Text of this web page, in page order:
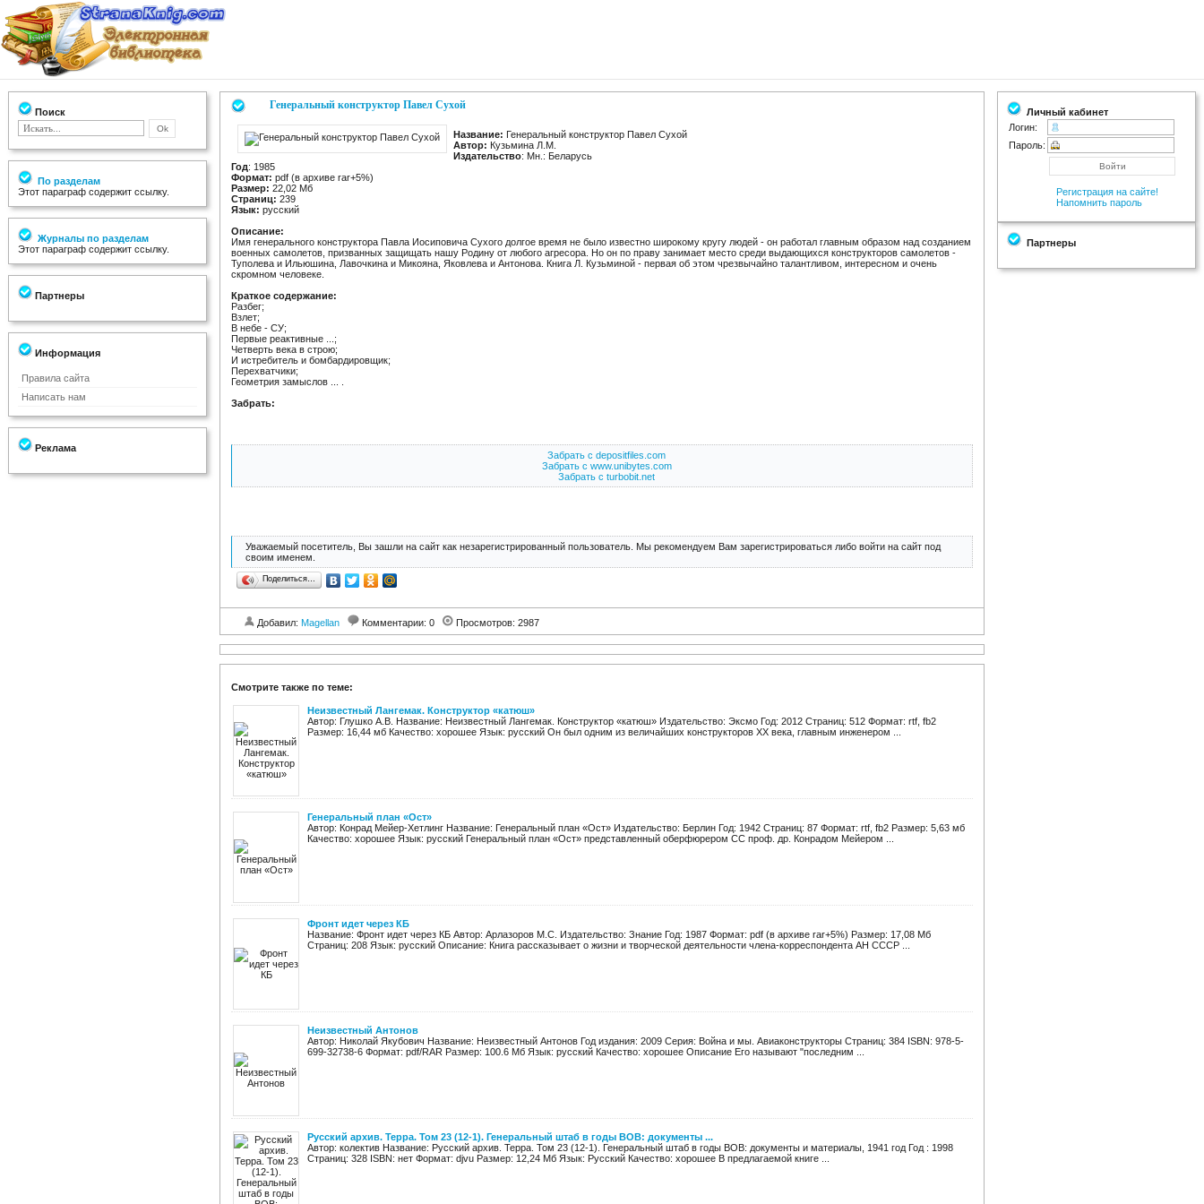
Поиск
По разделам
Этот параграф содержит ссылку.
Журналы по разделам
Этот параграф содержит ссылку.
Партнеры
Информация
Правила сайта
Написать нам
Реклама
Генеральный конструктор Павел Сухой
Название: Генеральный конструктор Павел Сухой
Автор: Кузьмина Л.М.
Издательство: Мн.: Беларусь
Год: 1985
Формат: pdf (в архиве rar+5%)
Размер: 22,02 Мб
Страниц: 239
Язык: русский
Описание:
Имя генерального конструктора Павла Иосиповича Сухого долгое время не было известно широкому кругу людей - он работал главным образом над созданием
военных самолетов, призванных защищать нашу Родину от любого агресора. Но он по праву занимает место среди выдающихся конструкторов самолетов -
Туполева и Ильюшина, Лавочкина и Микояна, Яковлева и Антонова. Книга Л. Кузьминой - первая об этом чрезвычайно талантливом, интересном и очень
скромном человеке.
Краткое содержание:
Разбег;
Взлет;
В небе - СУ;
Первые реактивные ...;
Четверть века в строю;
И истребитель и бомбардировщик;
Перехватчики;
Геометрия замыслов ... .
Забрать:
Забрать с depositfiles.com
Забрать с www.unibytes.com
Забрать с turbobit.net
Уважаемый посетитель, Вы зашли на сайт как незарегистрированный пользователь. Мы рекомендуем Вам зарегистрироваться либо войти на сайт под
своим именем.
Поделиться…
Добавил: Magellan Комментарии: 0 Просмотров: 2987
Смотрите также по теме:
Неизвестный Лангемак. Конструктор «катюш»
Автор: Глушко А.В. Название: Неизвестный Лангемак. Конструктор «катюш» Издательство: Эксмо Год: 2012 Страниц: 512 Формат: rtf, fb2
Размер: 16,44 мб Качество: хорошее Язык: русский Он был одним из величайших конструкторов XX века, главным инженером ...
Генеральный план «Ост»
Автор: Конрад Мейер-Хетлинг Название: Генеральный план «Ост» Издательство: Берлин Год: 1942 Страниц: 87 Формат: rtf, fb2 Размер: 5,63 мб
Качество: хорошее Язык: русский Генеральный план «Ост» представленный оберфюрером СС проф. др. Конрадом Мейером ...
Фронт идет через КБ
Название: Фронт идет через КБ Автор: Арлазоров М.С. Издательство: Знание Год: 1987 Формат: pdf (в архиве rar+5%) Размер: 17,08 Мб
Страниц: 208 Язык: русский Описание: Книга рассказывает о жизни и творческой деятельности члена-корреспондента АН СССР ...
Неизвестный Антонов
Автор: Николай Якубович Название: Неизвестный Антонов Год издания: 2009 Серия: Война и мы. Авиаконструкторы Страниц: 384 ISBN: 978-5-
699-32738-6 Формат: pdf/RAR Размер: 100.6 Мб Язык: русский Качество: хорошее Описание Его называют "последним ...
Русский архив. Терра. Том 23 (12-1). Генеральный штаб в годы ВОВ: документы ...
Автор: колектив Название: Русский архив. Терра. Том 23 (12-1). Генеральный штаб в годы ВОВ: документы и материалы, 1941 год Год : 1998
Страниц: 328 ISBN: нет Формат: djvu Размер: 12,24 Мб Язык: Русский Качество: хорошее В предлагаемой книге ...
Личный кабинет
Логин:
Пароль:
Регистрация на сайте!
Напомнить пароль
Партнеры